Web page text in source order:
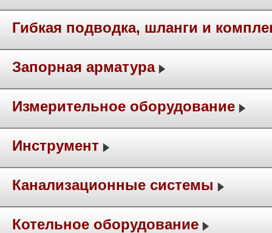
Гибкая подводка, шланги и
Запорная арматура
Измерительное оборудование
Инструмент
Канализационные системы
Котельное оборудование